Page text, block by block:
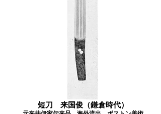
短刀 来国俊（鎌倉時代）